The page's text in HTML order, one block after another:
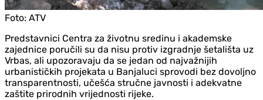
Foto: ATV
Predstavnici Centra za životnu sredinu i akademske
zajednice poručili su da nisu protiv izgradnje šetališta uz
Vrbas, ali upozoravaju da se jedan od najvažnijih
urbanističkih projekata u Banjaluci sprovodi bez dovoljno
transparentnosti, učešća stručne javnosti i adekvatne
zaštite prirodnih vrijednosti rijeke.